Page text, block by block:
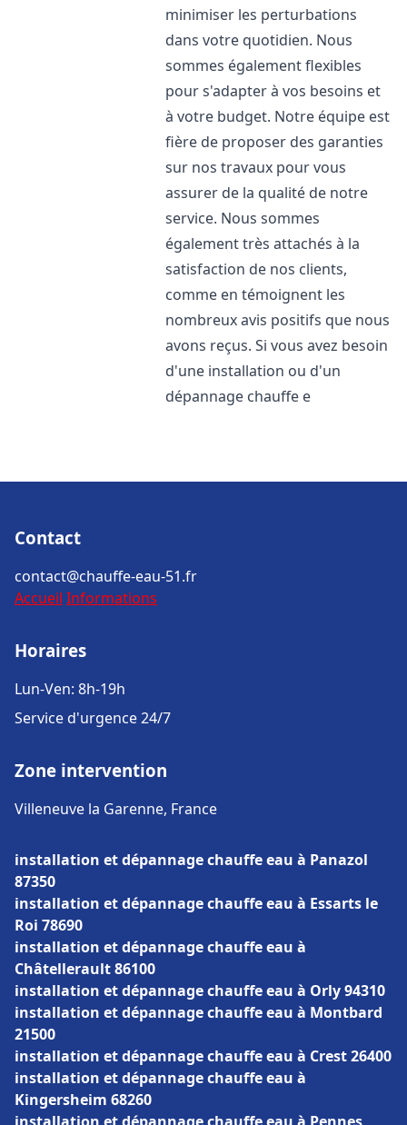
minimiser les perturbations
dans votre quotidien. Nous
sommes également flexibles
pour s'adapter à vos besoins et
à votre budget. Notre équipe est
fière de proposer des garanties
sur nos travaux pour vous
assurer de la qualité de notre
service. Nous sommes
également très attachés à la
satisfaction de nos clients,
comme en témoignent les
nombreux avis positifs que nous
avons reçus. Si vous avez besoin
d'une installation ou d'un
dépannage chauffe e
Contact
contact@chauffe-eau-51.fr
Accueil Informations
Horaires
Lun-Ven: 8h-19h
Service d'urgence 24/7
Zone intervention
Villeneuve la Garenne, France
installation et dépannage chauffe eau à Panazol
87350
installation et dépannage chauffe eau à Essarts le
Roi 78690
installation et dépannage chauffe eau à
Châtellerault 86100
installation et dépannage chauffe eau à Orly 94310
installation et dépannage chauffe eau à Montbard
21500
installation et dépannage chauffe eau à Crest 26400
installation et dépannage chauffe eau à
Kingersheim 68260